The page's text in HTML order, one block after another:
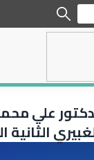
علي
الثانية